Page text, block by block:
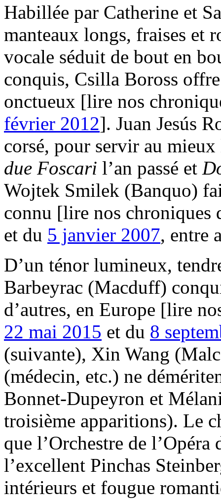
Habillée par Catherine et
manteaux longs, fraises et
vocale séduit de bout en
conquis, Csilla Boross
onctueux [lire nos
février 2012]. Juan Jesús
corsé, pour servir au
due Foscari l’an passé et
Wojtek Smilek (Banquo)
connu [lire nos chroniques
et du 5 janvier 2007, entre
D’un ténor lumineux,
Barbeyrac (Macduff)
d’autres, en Europe [lire
22 mai 2015 et du 8
(suivante), Xin Wang
(médecin, etc.) ne
Bonnet-Dupeyron et
troisième apparitions). Le
que l’Orchestre de
l’excellent Pinchas
intérieurs et fougue